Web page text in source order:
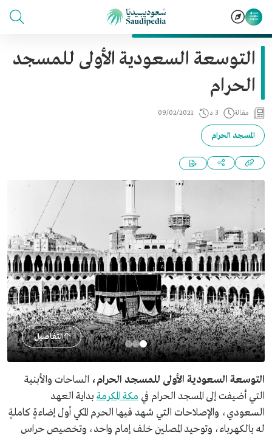
التوسعة السعودية الأولى للمسجد
الحرام
مقالة 3 د 09/02/2021
المسجد الحرام
التفاصيل
التوسعة السعودية الأولى للمسجد الحرام، الساحات والأبنية
التي أضيفت إلى المسجد الحرام في مكة المكرمة بداية العهد
السعودي، والإصلاحات التي شهد فيها الحرم المكي أول إضاءةٍ كاملةٍ
له بالكهرباء، وتوحيد المصلين خلف إمام واحد، وتخصيص حراس